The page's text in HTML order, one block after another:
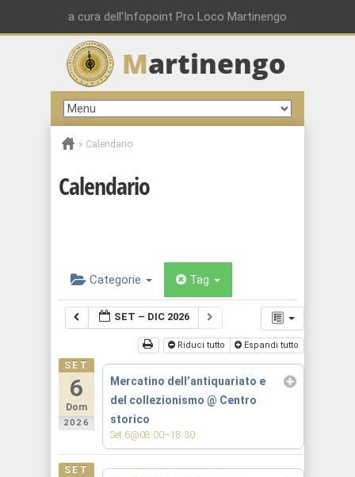
a cura dell'Infopoint Pro Loco Martinengo
Martinengo
» Calendario
Calendario
Categorie Tag
SET – DIC 2026
Riduci tutto Espandi tutto
SET
6
Dom
2026
Mercatino dell’antiquariato e
del collezionismo @ Centro
storico
Set 6@08:00–18:30
SET